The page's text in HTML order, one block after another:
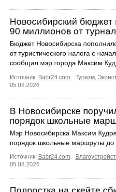
Новосибирский бюджет
90 миллионов от
Бюджет Новосибирска
от туристического налога с
сообщил мэр города Максим
Источник: Babr24.com Туризм
05.08.2026
В Новосибирске
порядок школьные
Мэр Новосибирска Максим
порядок школьные маршруты до
Источник: Babr24.com
05.08.2026